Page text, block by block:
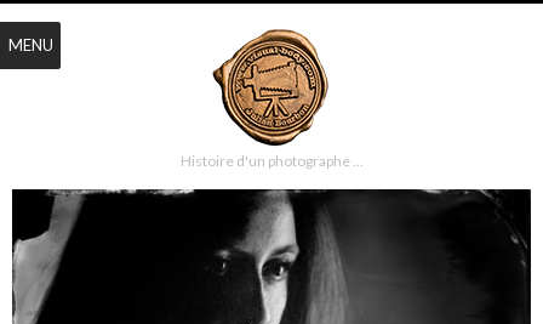
Histoire d'un photographe …
MENU